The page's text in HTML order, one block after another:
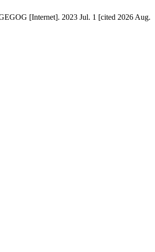
[Internet]. 2023 Jul. 1 [cited 2026 Aug.